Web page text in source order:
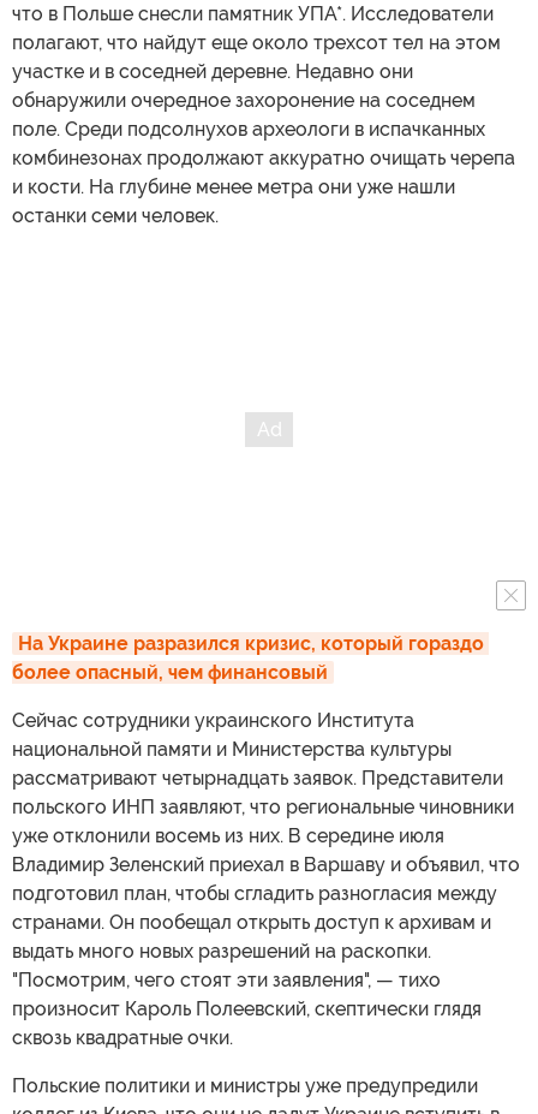
что в Польше снесли памятник УПА*. Исследователи
полагают, что найдут еще около трехсот тел на этом
участке и в соседней деревне. Недавно они
обнаружили очередное захоронение на соседнем
поле. Среди подсолнухов археологи в испачканных
комбинезонах продолжают аккуратно очищать черепа
и кости. На глубине менее метра они уже нашли
останки семи человек.
На Украине разразился кризис, который гораздо
более опасный, чем финансовый
Сейчас сотрудники украинского Института
национальной памяти и Министерства культуры
рассматривают четырнадцать заявок. Представители
польского ИНП заявляют, что региональные чиновники
уже отклонили восемь из них. В середине июля
Владимир Зеленский приехал в Варшаву и объявил, что
подготовил план, чтобы сгладить разногласия между
странами. Он пообещал открыть доступ к архивам и
выдать много новых разрешений на раскопки.
"Посмотрим, чего стоят эти заявления", — тихо
произносит Кароль Полеевский, скептически глядя
сквозь квадратные очки.
Польские политики и министры уже предупредили